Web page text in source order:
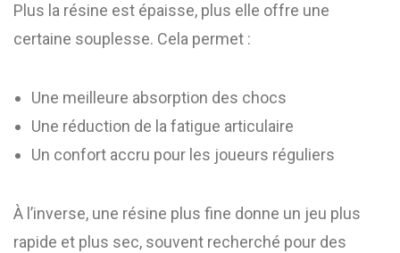
Plus la résine est épaisse, plus elle offre une
certaine souplesse. Cela permet :
Une meilleure absorption des chocs
Une réduction de la fatigue articulaire
Un confort accru pour les joueurs réguliers
À l’inverse, une résine plus fine donne un jeu plus
rapide et plus sec, souvent recherché pour des